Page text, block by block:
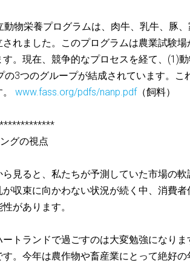
動物栄養プログラムは、肉牛、乳牛、豚
れました。このプログラムは農業試験
。現在、競争的なプロセスを経て、(1)
の3つのグループが結成されています。
。www.fass.org/pdfs/nanp.pdf（飼料）
グの視点
見ると、私たちが予測していた市場の
収束に向かわない状況が続く中、消費
があります。
トランドで過ごすのは大変勉強になり
。今年は農作物や畜産業にとって絶好